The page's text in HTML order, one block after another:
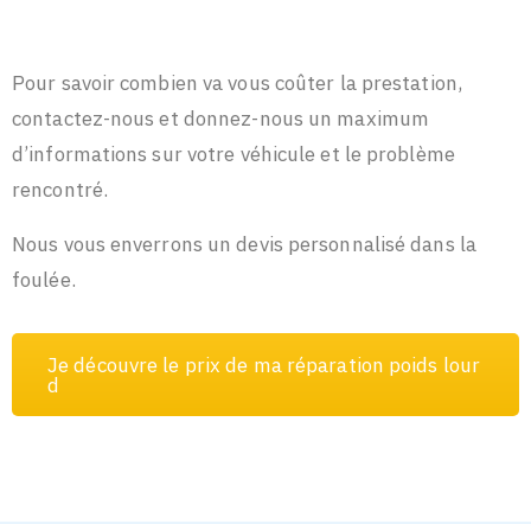
Pour savoir combien va vous coûter la prestation,
contactez-nous et donnez-nous un maximum
d’informations sur votre véhicule et le problème
rencontré.
Nous vous enverrons un devis personnalisé dans la
foulée.
Jedécouvre le prix de ma réparation poids lour
d